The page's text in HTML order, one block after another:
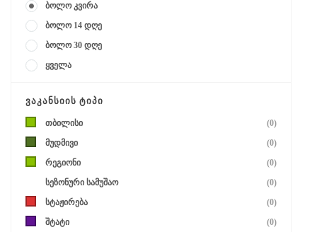
ბოლო კვირა
ბოლო 14 დღე
ბოლო 30 დღე
ყველა
ᲕᲐᲙᲐᲜᲡᲘᲘᲡ ᲢᲘᲞᲘ
თბილისი
(0)
მუდმივი
(0)
რეგიონი
(0)
სეზონური სამუშაო
(0)
სტაჟირება
(0)
შტატი
(0)